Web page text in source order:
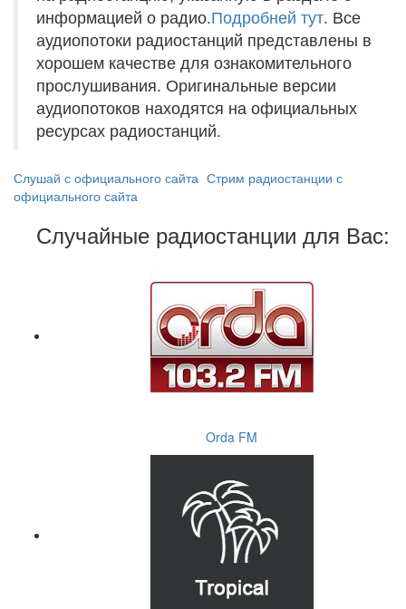
информацией о радио.Подробней тут. Все
аудиопотоки радиостанций представлены в
хорошем качестве для ознакомительного
прослушивания. Оригинальные версии
аудиопотоков находятся на официальных
ресурсах радиостанций.
Слушай с официального сайта Стрим радиостанции с
официального сайта
Случайные радиостанции для Вас:
Orda FM